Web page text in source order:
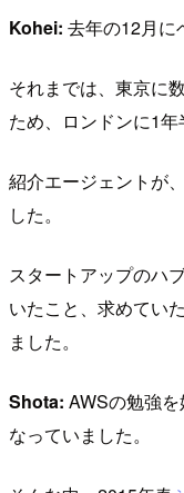
Kohei: 去年の12月に
それまでは、東京に
ため、ロンドンに1年
紹介エージェントが
した。
スタートアップのハ
いたこと、求めてい
ました。
Shota: AWSの勉強
なっていました。